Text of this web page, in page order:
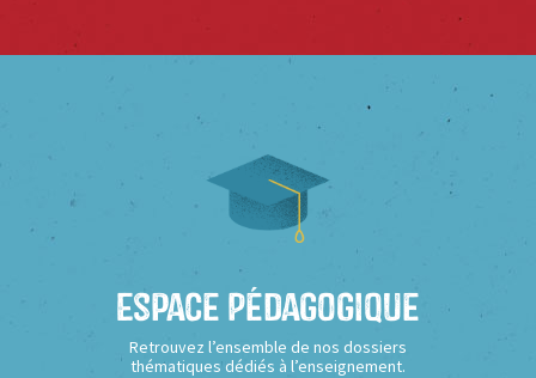
Espace Pédagogique
Retrouvez l’ensemble de nos dossiers
thématiques dédiés à l’enseignement.